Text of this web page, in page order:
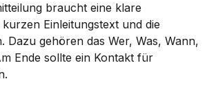
braucht eine klare
Einleitungstext und die
Dazu gehören das Wer, Was, Wann,
Ende sollte ein Kontakt für